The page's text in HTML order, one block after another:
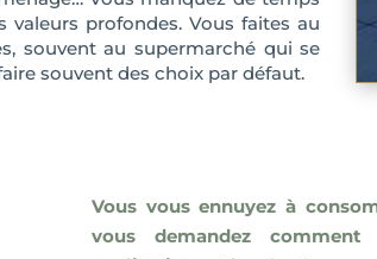
valeurs profondes. Vous faites au
souvent au supermarché qui se
souvent des choix par défaut.
Vous vous ennuyez à
vous demandez